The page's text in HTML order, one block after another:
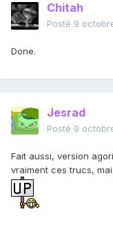
Chitah
Posté 9
Done.
Jesrad
Posté 9
Fait aussi, version
vraiment ces trucs,